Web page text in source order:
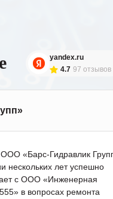
yandex.ru
4.7 97 отзывов
«Барс-Гидравлик
нескольких лет успешно
с ООО «Инженерная
в вопросах ремонта